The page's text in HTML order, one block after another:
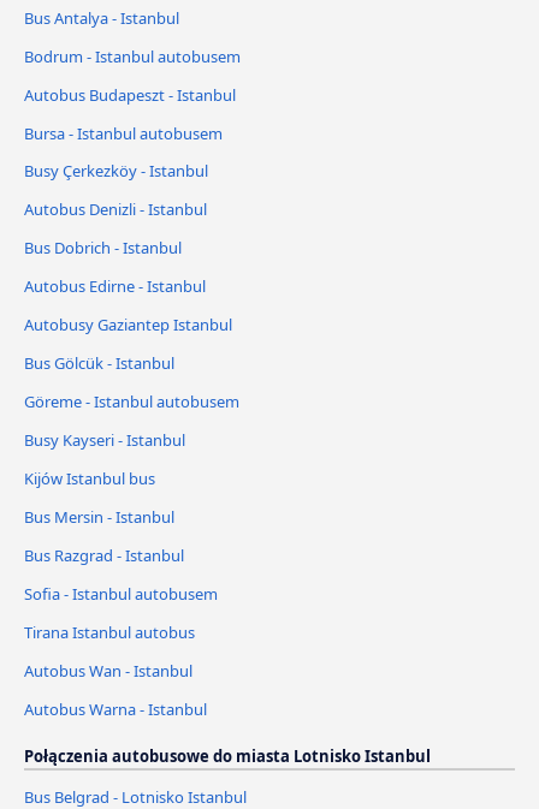
Bus Antalya - Istanbul
Bodrum - Istanbul autobusem
Autobus Budapeszt - Istanbul
Bursa - Istanbul autobusem
Busy Çerkezköy - Istanbul
Autobus Denizli - Istanbul
Bus Dobrich - Istanbul
Autobus Edirne - Istanbul
Autobusy Gaziantep Istanbul
Bus Gölcük - Istanbul
Göreme - Istanbul autobusem
Busy Kayseri - Istanbul
Kijów Istanbul bus
Bus Mersin - Istanbul
Bus Razgrad - Istanbul
Sofia - Istanbul autobusem
Tirana Istanbul autobus
Autobus Wan - Istanbul
Autobus Warna - Istanbul
Połączenia autobusowe do miasta Lotnisko Istanbul
Bus Belgrad - Lotnisko Istanbul